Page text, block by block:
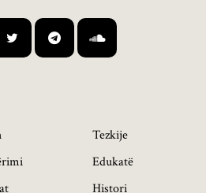
Tezkije
Edukatë
Histori